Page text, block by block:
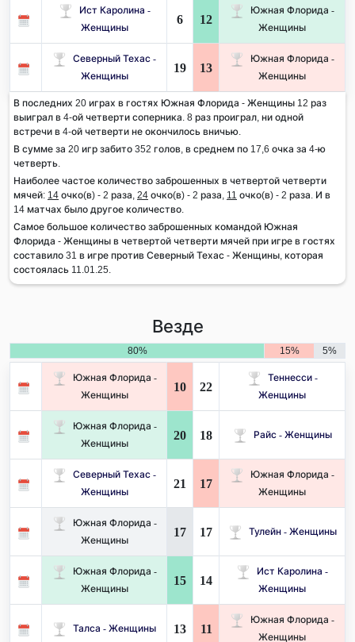
Ист Каролина -
Женщины
6 12
Южная Флорида -
Женщины
Северный Техас -
Женщины
19 13
Южная Флорида -
Женщины
В последних 20 играх в гостях Южная Флорида - Женщины 12 раз
выиграл в 4-ой четверти соперника. 8 раз проиграл, ни одной
встречи в 4-ой четверти не окончилось вничью.
В сумме за 20 игр забито 352 голов, в среднем по 17,6 очка за 4-ю
четверть.
Наиболее частое количество заброшенных в четвертой четверти
мячей: 14 очко(в) - 2 раза, 24 очко(в) - 2 раза, 11 очко(в) - 2 раза. И в
14 матчах было другое количество.
Самое большое количество заброшенных командой Южная
Флорида - Женщины в четвертой четверти мячей при игре в гостях
составило 31 в игре против Северный Техас - Женщины, которая
состоялась 11.01.25.
Везде
80% 15% 5%
Южная Флорида -
Женщины
10 22
Теннесси -
Женщины
Южная Флорида -
Женщины
20 18 Райс - Женщины
Северный Техас -
Женщины
21 17
Южная Флорида -
Женщины
Южная Флорида -
Женщины
17 17 Тулейн - Женщины
Южная Флорида -
Женщины
15 14
Ист Каролина -
Женщины
Талса - Женщины 13 11
Южная Флорида -
Женщины